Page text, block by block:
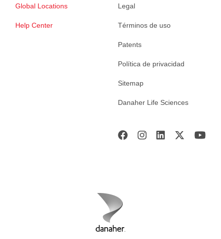
Global Locations
Help Center
Legal
Términos de uso
Patents
Política de privacidad
Sitemap
Danaher Life Sciences